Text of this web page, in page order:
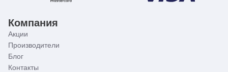
Компания
Акции
Производители
Блог
Контакты